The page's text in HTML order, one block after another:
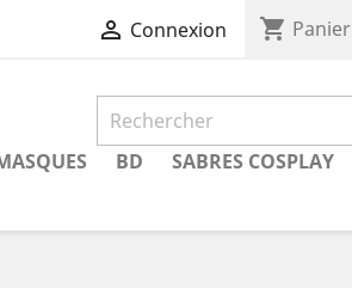
 Connexion shopping_cart Panier
BD SABRES COSPLAY